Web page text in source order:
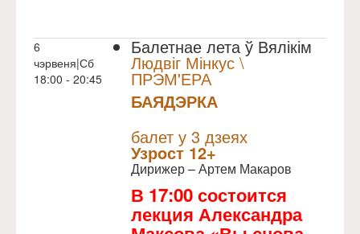
6
чэрвеня|Сб
18:00 - 20:45
Балетнае лета ў Вялікім
Людвіг Мінкус \
ПРЭМ'ЕРА
БАЯДЭРКА
балет у 3 дзеях
Узрoст 12+
Дирижер – Артем Макаров
В 17:00 состоится
лекция Александра